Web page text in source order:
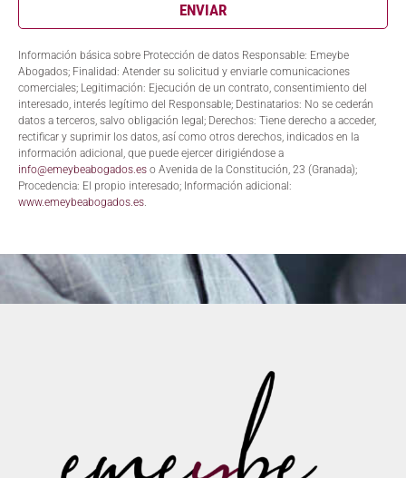
ENVIAR
Información básica sobre Protección de datos Responsable: Emeybe
Abogados; Finalidad: Atender su solicitud y enviarle comunicaciones
comerciales; Legitimación: Ejecución de un contrato, consentimiento del
interesado, interés legítimo del Responsable; Destinatarios: No se cederán
datos a terceros, salvo obligación legal; Derechos: Tiene derecho a acceder,
rectificar y suprimir los datos, así como otros derechos, indicados en la
información adicional, que puede ejercer dirigiéndose a
info@emeybeabogados.es o Avenida de la Constitución, 23 (Granada);
Procedencia: El propio interesado; Información adicional:
www.emeybeabogados.es